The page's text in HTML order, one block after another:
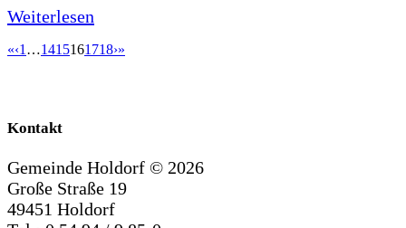
Weiterlesen
«‹1 …1415161718›»
Kontakt
Gemeinde Holdorf © 2026
Große Straße 19
49451 Holdorf